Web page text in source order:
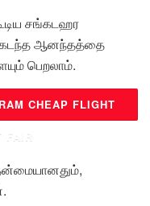
சங்கடஹர
கடந்த ஆனந்தத்தை
பெறலாம்.
CHEAP FLIGHT
FAIR